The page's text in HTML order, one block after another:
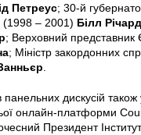
Петреус; 30-й
(1998 – 2001) Білл
; Верховний представник
; Міністр закордонних
панельних дискусій
онлайн-платформи
Президент